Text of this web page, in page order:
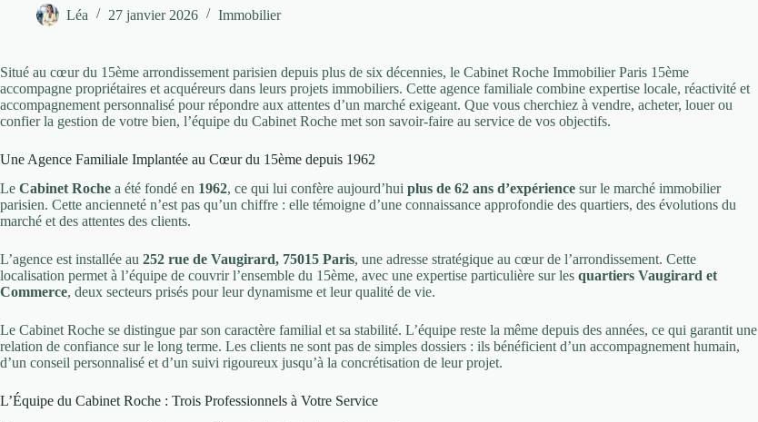
Léa 27 janvier 2026 Immobilier
Situé au cœur du 15ème arrondissement parisien depuis plus de six décennies, le Cabinet Roche Immobilier Paris 15ème
accompagne propriétaires et acquéreurs dans leurs projets immobiliers. Cette agence familiale combine expertise locale, réactivité et
accompagnement personnalisé pour répondre aux attentes d’un marché exigeant. Que vous cherchiez à vendre, acheter, louer ou
confier la gestion de votre bien, l’équipe du Cabinet Roche met son savoir-faire au service de vos objectifs.
Une Agence Familiale Implantée au Cœur du 15ème depuis 1962
Le Cabinet Roche a été fondé en 1962, ce qui lui confère aujourd’hui plus de 62 ans d’expérience sur le marché immobilier
parisien. Cette ancienneté n’est pas qu’un chiffre : elle témoigne d’une connaissance approfondie des quartiers, des évolutions du
marché et des attentes des clients.
L’agence est installée au 252 rue de Vaugirard, 75015 Paris, une adresse stratégique au cœur de l’arrondissement. Cette
localisation permet à l’équipe de couvrir l’ensemble du 15ème, avec une expertise particulière sur les quartiers Vaugirard et
Commerce, deux secteurs prisés pour leur dynamisme et leur qualité de vie.
Le Cabinet Roche se distingue par son caractère familial et sa stabilité. L’équipe reste la même depuis des années, ce qui garantit une
relation de confiance sur le long terme. Les clients ne sont pas de simples dossiers : ils bénéficient d’un accompagnement humain,
d’un conseil personnalisé et d’un suivi rigoureux jusqu’à la concrétisation de leur projet.
L’Équipe du Cabinet Roche : Trois Professionnels à Votre Service